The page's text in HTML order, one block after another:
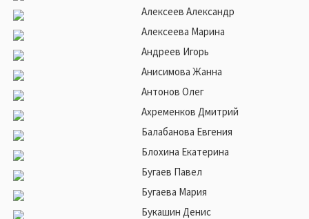
Алексеев Александр
Алексеева Марина
Андреев Игорь
Анисимова Жанна
Антонов Олег
Ахременков Дмитрий
Балабанова Евгения
Блохина Екатерина
Бугаев Павел
Бугаева Мария
Букашин Денис